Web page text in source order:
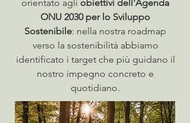
orientato agli obiettivi dell'Agenda
ONU 2030 per lo Sviluppo
Sostenibile: nella nostra roadmap
verso la sostenibilità abbiamo
identificato i target che più guidano il
nostro impegno concreto e
quotidiano.